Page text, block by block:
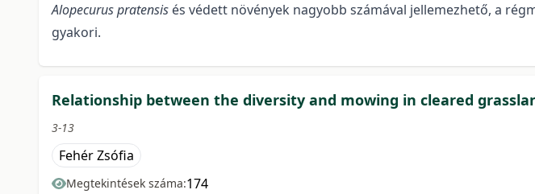
Alopecurus pratensis és védett növények nagyobb számával jellemezhető, a
gyakori.
Relationship between the diversity and mowing in cleared
3-13
Fehér Zsófia
Megtekintések száma:174